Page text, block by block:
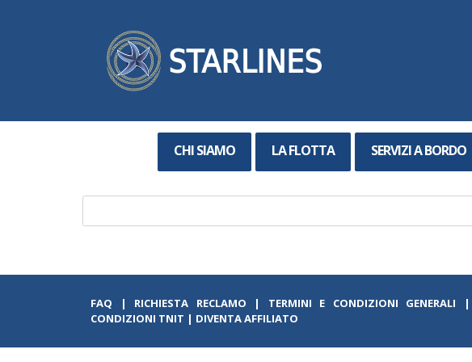
CHI SIAMO LA FLOTTA SERVIZI A BORDO
FAQ | RICHIESTA RECLAMO | TERMINI E CONDIZIONI GENERALI |
CONDIZIONI TNIT | DIVENTA AFFILIATO